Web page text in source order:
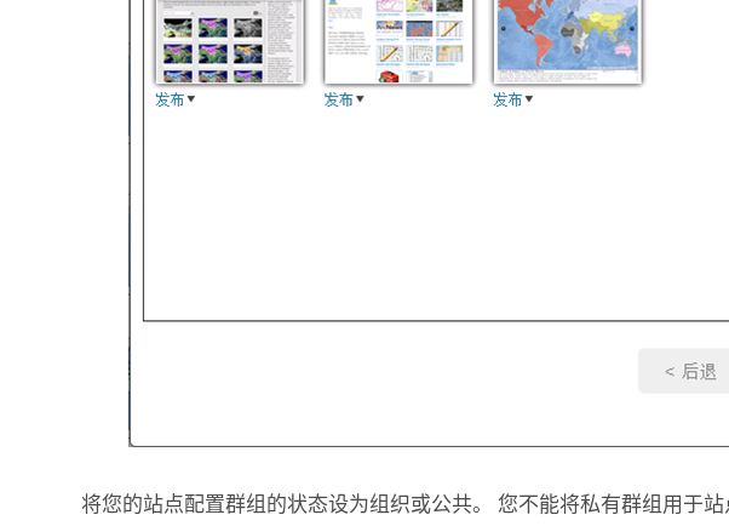
将您的站点配置群组的状态设为组织或公共。 您不能将私有群组用于